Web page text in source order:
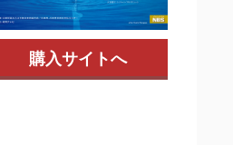
購入サイトへ